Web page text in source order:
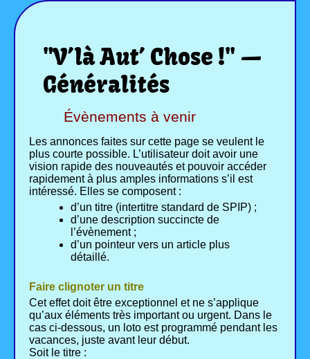
"V’là Aut’ Chose !" —
Généralités
Évènements à venir
Les annonces faites sur cette page se veulent le
plus courte possible. L’utilisateur doit avoir une
vision rapide des nouveautés et pouvoir accéder
rapidement à plus amples informations s’il est
intéressé. Elles se composent :
d’un titre (intertitre standard de SPIP) ;
d’une description succincte de
l’évènement ;
d’un pointeur vers un article plus
détaillé.
Faire clignoter un titre
Cet effet doit être exceptionnel et ne s’applique
qu’aux éléments très important ou urgent. Dans le
cas ci-dessous, un loto est programmé pendant les
vacances, juste avant leur début.
Soit le titre :